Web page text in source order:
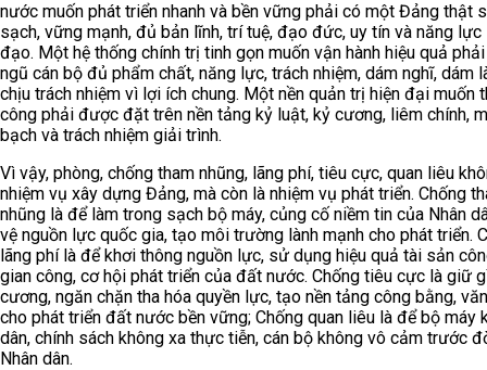
nước muốn phát triển nhanh và bền vững phải có một Đảng thật
sạch, vững mạnh, đủ bản lĩnh, trí tuệ, đạo đức, uy tín và năng lực
đạo. Một hệ thống chính trị tinh gọn muốn vận hành hiệu quả
ngũ cán bộ đủ phẩm chất, năng lực, trách nhiệm, dám nghĩ, dám
chịu trách nhiệm vì lợi ích chung. Một nền quản trị hiện đại muốn
công phải được đặt trên nền tảng kỷ luật, kỷ cương, liêm chính,
bạch và trách nhiệm giải trình.
Vì vậy, phòng, chống tham nhũng, lãng phí, tiêu cực, quan liêu
nhiệm vụ xây dựng Đảng, mà còn là nhiệm vụ phát triển. Chống
nhũng là để làm trong sạch bộ máy, củng cố niềm tin của Nhân
vệ nguồn lực quốc gia, tạo môi trường lành mạnh cho phát triển.
lãng phí là để khơi thông nguồn lực, sử dụng hiệu quả tài sản
gian công, cơ hội phát triển của đất nước. Chống tiêu cực là giữ
cương, ngăn chặn tha hóa quyền lực, tạo nền tảng công bằng,
cho phát triển đất nước bền vững; Chống quan liêu là để bộ máy
dân, chính sách không xa thực tiễn, cán bộ không vô cảm trước
Nhân dân.